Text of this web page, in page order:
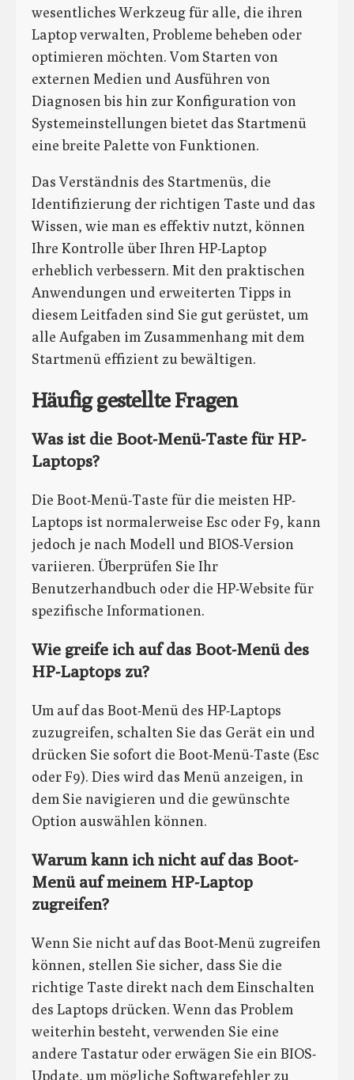
wesentliches Werkzeug für alle, die ihren
Laptop verwalten, Probleme beheben oder
optimieren möchten. Vom Starten von
externen Medien und Ausführen von
Diagnosen bis hin zur Konfiguration von
Systemeinstellungen bietet das Startmenü
eine breite Palette von Funktionen.
Das Verständnis des Startmenüs, die
Identifizierung der richtigen Taste und das
Wissen, wie man es effektiv nutzt, können
Ihre Kontrolle über Ihren HP-Laptop
erheblich verbessern. Mit den praktischen
Anwendungen und erweiterten Tipps in
diesem Leitfaden sind Sie gut gerüstet, um
alle Aufgaben im Zusammenhang mit dem
Startmenü effizient zu bewältigen.
Häufig gestellte Fragen
Was ist die Boot-Menü-Taste für HP-
Laptops?
Die Boot-Menü-Taste für die meisten HP-
Laptops ist normalerweise Esc oder F9, kann
jedoch je nach Modell und BIOS-Version
variieren. Überprüfen Sie Ihr
Benutzerhandbuch oder die HP-Website für
spezifische Informationen.
Wie greife ich auf das Boot-Menü des
HP-Laptops zu?
Um auf das Boot-Menü des HP-Laptops
zuzugreifen, schalten Sie das Gerät ein und
drücken Sie sofort die Boot-Menü-Taste (Esc
oder F9). Dies wird das Menü anzeigen, in
dem Sie navigieren und die gewünschte
Option auswählen können.
Warum kann ich nicht auf das Boot-
Menü auf meinem HP-Laptop
zugreifen?
Wenn Sie nicht auf das Boot-Menü zugreifen
können, stellen Sie sicher, dass Sie die
richtige Taste direkt nach dem Einschalten
des Laptops drücken. Wenn das Problem
weiterhin besteht, verwenden Sie eine
andere Tastatur oder erwägen Sie ein BIOS-
Update, um mögliche Softwarefehler zu